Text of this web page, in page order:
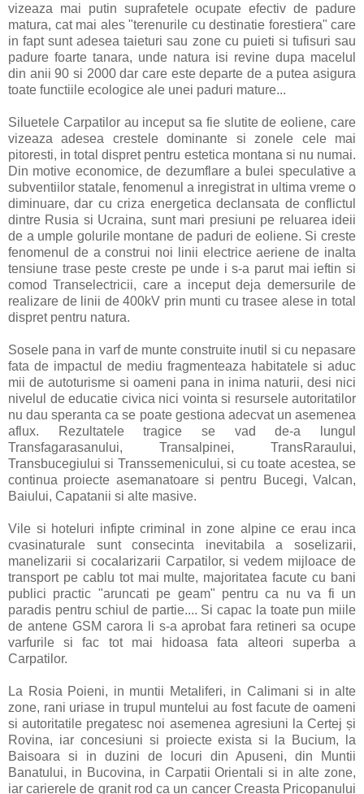
vizeaza mai putin suprafetele ocupate efectiv de padure
matura, cat mai ales "terenurile cu destinatie forestiera" care
in fapt sunt adesea taieturi sau zone cu puieti si tufisuri sau
padure foarte tanara, unde natura isi revine dupa macelul
din anii 90 si 2000 dar care este departe de a putea asigura
toate functiile ecologice ale unei paduri mature...
Siluetele Carpatilor au inceput sa fie slutite de eoliene, care
vizeaza adesea crestele dominante si zonele cele mai
pitoresti, in total dispret pentru estetica montana si nu numai.
Din motive economice, de dezumflare a bulei speculative a
subventiilor statale, fenomenul a inregistrat in ultima vreme o
diminuare, dar cu criza energetica declansata de conflictul
dintre Rusia si Ucraina, sunt mari presiuni pe reluarea ideii
de a umple golurile montane de paduri de eoliene. Si creste
fenomenul de a construi noi linii electrice aeriene de inalta
tensiune trase peste creste pe unde i s-a parut mai ieftin si
comod Transelectricii, care a inceput deja demersurile de
realizare de linii de 400kV prin munti cu trasee alese in total
dispret pentru natura.
Sosele pana in varf de munte construite inutil si cu nepasare
fata de impactul de mediu fragmenteaza habitatele si aduc
mii de autoturisme si oameni pana in inima naturii, desi nici
nivelul de educatie civica nici vointa si resursele autoritatilor
nu dau speranta ca se poate gestiona adecvat un asemenea
aflux. Rezultatele tragice se vad de-a lungul
Transfagarasanului, Transalpinei, TransRaraului,
Transbucegiului si Transsemenicului, si cu toate acestea, se
continua proiecte asemanatoare si pentru Bucegi, Valcan,
Baiului, Capatanii si alte masive.
Vile si hoteluri infipte criminal in zone alpine ce erau inca
cvasinaturale sunt consecinta inevitabila a soselizarii,
manelizarii si cocalarizarii Carpatilor, si vedem mijloace de
transport pe cablu tot mai multe, majoritatea facute cu bani
publici practic "aruncati pe geam" pentru ca nu va fi un
paradis pentru schiul de partie.... Si capac la toate pun miile
de antene GSM carora li s-a aprobat fara retineri sa ocupe
varfurile si fac tot mai hidoasa fata alteori superba a
Carpatilor.
La Rosia Poieni, in muntii Metaliferi, in Calimani si in alte
zone, rani uriase in trupul muntelui au fost facute de oameni
si autoritatile pregatesc noi asemenea agresiuni la Certej și
Rovina, iar concesiuni si proiecte exista si la Bucium, la
Baisoara si in duzini de locuri din Apuseni, din Muntii
Banatului, in Bucovina, in Carpatii Orientali si in alte zone,
iar carierele de granit rod ca un cancer Creasta Pricopanului